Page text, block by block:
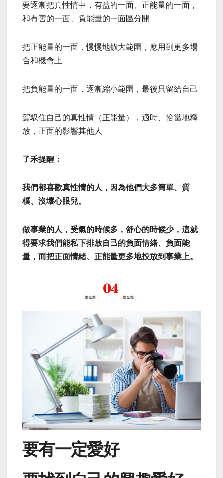
要逐漸把真性情中，有益的一面、正能量的一面，
和有害的一面、負能量的一面區分開
把正能量的一面，慢慢地擴大範圍，應用到更多場
合和機會上
把負能量的一面，逐漸縮小範圍，最後只留給自己
駕馭住自己的真性情（正能量），適時、恰當地釋
放，正面的影響其他人
子禾提醒：
我們都喜歡真性情的人，因為他們大多簡單、質
樸、沒壞心眼兒。
做事業的人，受氣的時候多，舒心的時候少，這就
得要求我們能私下排放自己的負面情緒、負面能
量，而把正面情緒、正能量更多地投放到事業上。
要有一定愛好